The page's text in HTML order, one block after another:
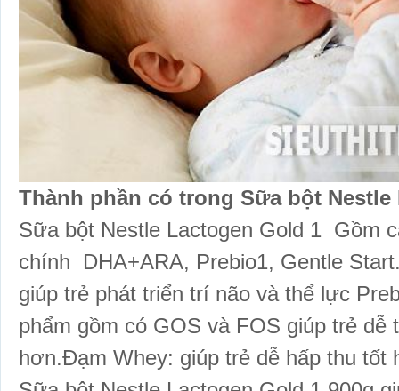
Thành phần có trong Sữa bột Nestle
Sữa bột Nestle Lactogen Gold 1 Gồm
chính DHA+ARA, Prebio1, Gentle
giúp trẻ phát triển trí não và thể lực
phẩm gồm có GOS và FOS giúp trẻ dễ
hơn.Đạm Whey: giúp trẻ dễ hấp thu tốt